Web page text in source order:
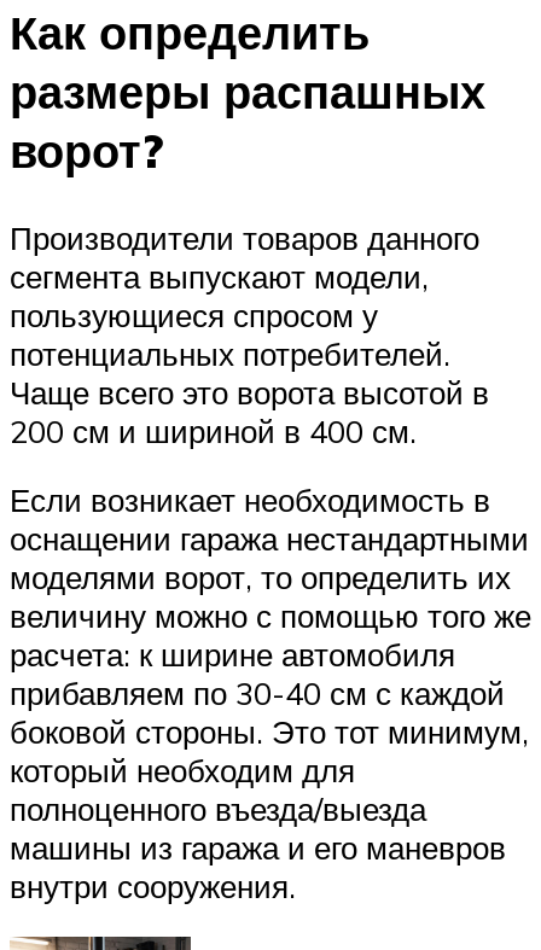
Как определить
размеры распашных
ворот?
Производители товаров данного
сегмента выпускают модели,
пользующиеся спросом у
потенциальных потребителей.
Чаще всего это ворота высотой в
200 см и шириной в 400 см.
Если возникает необходимость в
оснащении гаража нестандартными
моделями ворот, то определить их
величину можно с помощью того же
расчета: к ширине автомобиля
прибавляем по 30-40 см с каждой
боковой стороны. Это тот минимум,
который необходим для
полноценного въезда/выезда
машины из гаража и его маневров
внутри сооружения.